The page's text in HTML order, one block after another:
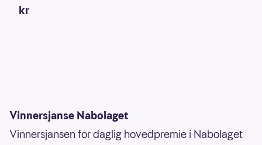
kr
Vinnersjanse Nabolaget
Vinnersjansen for daglig hovedpremie i Nabolaget